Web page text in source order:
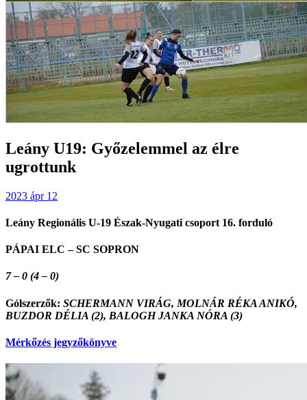
Leány U19: Győzelemmel az élre
ugrottunk
2023 ápr 12
Leány Regionális U-19 Észak-Nyugati csoport 16. forduló
PÁPAI ELC – SC SOPRON
7 – 0 (4 – 0)
Gólszerzők: SCHERMANN VIRÁG, MOLNÁR RÉKA ANIKÓ,
BUZDOR DÉLIA (2), BALOGH JANKA NÓRA (3)
Mérkőzés jegyzőkönyve